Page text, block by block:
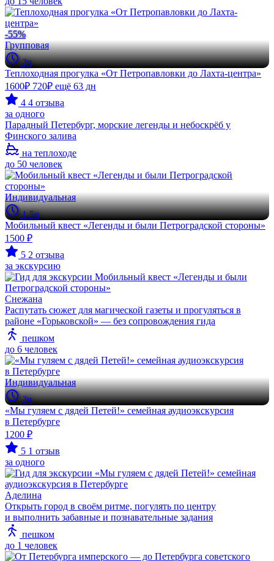
-55%
Групповая
2ч
Теплоходная прогулка «От Петропавловки до Лахта-центра»
1600₽ 720₽ ещё 63 дн
4 4 отзыва
за одного
Парадный Петербург, морские легенды и небоскрёб у
Финского залива
на теплоходе
до 50 человек
Индивидуальная
1.5ч
Мобильный квест «Легенды и были Петроградской стороны»
1500 ₽
5 2 отзыва
за экскурсию
Снежана
Распутать сюжет для магической газеты и прогуляться в
районе «Горьковской» — без сопровождения гида
пешком
до 6 человек
Индивидуальная
2ч
«Мы гуляем с дядей Петей!» семейная аудиоэкскурсия
в Петербурге
1200 ₽
5 1 отзыв
за одного
Аделина
Открыть город в своём ритме, погулять по центру
и выполнить забавные и познавательные задания
пешком
до 1 человек